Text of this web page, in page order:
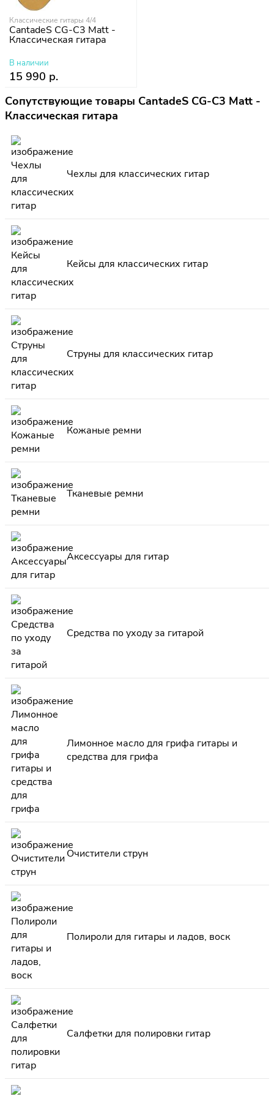
Классические гитары 4/4
CantadeS CG-C3 Matt -
Классическая гитара
В наличии
15 990 р.
Сопутствующие товары CantadeS CG-C3 Matt -
Классическая гитара
Чехлы для классических гитар
Кейсы для классических гитар
Струны для классических гитар
Кожаные ремни
Тканевые ремни
Аксессуары для гитар
Средства по уходу за гитарой
Лимонное масло для грифа гитары и
средства для грифа
Очистители струн
Полироли для гитары и ладов, воск
Салфетки для полировки гитар